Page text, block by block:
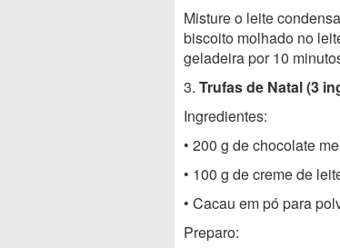
Misture o leite
biscoito molhado no
geladeira por 10
3. Trufas de Natal (3
Ingredientes:
• 200 g de chocolate
• 100 g de creme de
• Cacau em pó para
Preparo: